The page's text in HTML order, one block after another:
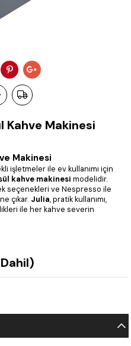
Kahve Makinesi
Makinesi
işletmeler ile ev kullanımı için
kahve makinesi modelidir.
seçenekleri ve Nespresso ile
çıkar. Julia, pratik kullanımı,
ile her kahve severin